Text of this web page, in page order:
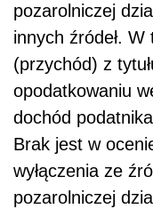
pozarolniczej
innych źródeł.
(przychód) z
opodatkowaniu
dochód
Brak jest w
wyłączenia ze
pozarolniczej